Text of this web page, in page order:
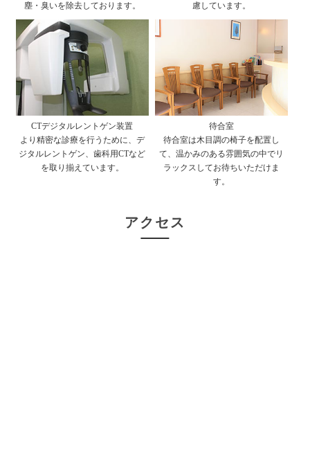
塵・臭いを除去しております。
慮しています。
CTデジタルレントゲン装置
より精密な診療を行うために、デ
ジタルレントゲン、歯科用CTなど
を取り揃えています。
待合室
待合室は木目調の椅子を配置し
て、温かみのある雰囲気の中でリ
ラックスしてお待ちいただけま
す。
アクセス